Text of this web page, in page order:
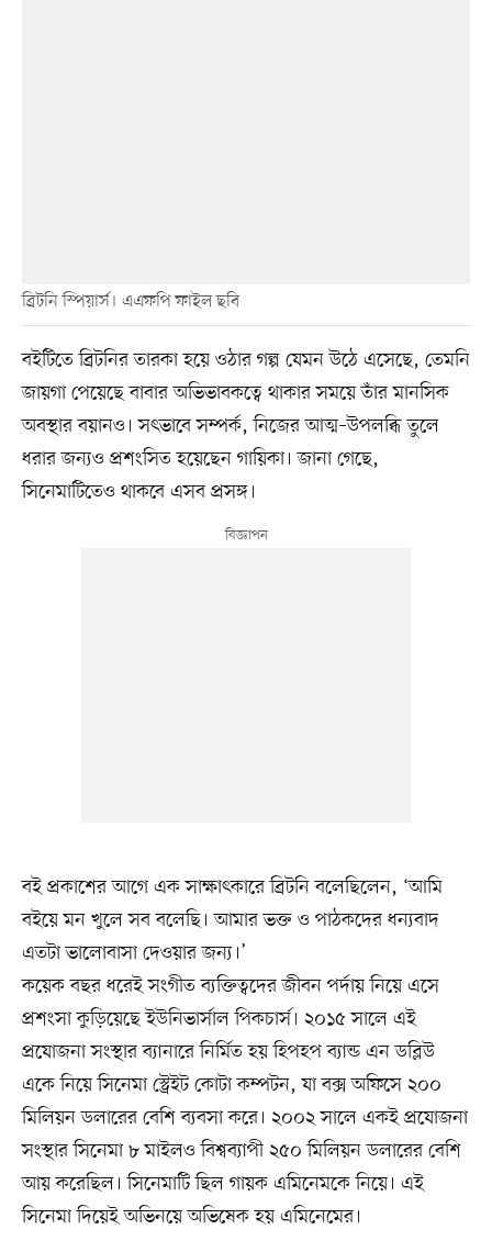
ব্রিটনি স্পিয়ার্স। এএফপি ফাইল ছবি
বইটিতে ব্রিটনির তারকা হয়ে ওঠার গল্প যেমন উঠে এসেছে, তেমনি
জায়গা পেয়েছে বাবার অভিভাবকত্বে থাকার সময়ে তাঁর মানসিক
অবস্থার বয়ানও। সৎভাবে সম্পর্ক, নিজের আত্ম–উপলব্ধি তুলে
ধরার জন্যও প্রশংসিত হয়েছেন গায়িকা। জানা গেছে,
সিনেমাটিতেও থাকবে এসব প্রসঙ্গ।
বই প্রকাশের আগে এক সাক্ষাৎকারে ব্রিটনি বলেছিলেন, ‘আমি
বইয়ে মন খুলে সব বলেছি। আমার ভক্ত ও পাঠকদের ধন্যবাদ
এতটা ভালোবাসা দেওয়ার জন্য।’
কয়েক বছর ধরেই সংগীত ব্যক্তিত্বদের জীবন পর্দায় নিয়ে এসে
প্রশংসা কুড়িয়েছে ইউনিভার্সাল পিকচার্স। ২০১৫ সালে এই
প্রযোজনা সংস্থার ব্যানারে নির্মিত হয় হিপহপ ব্যান্ড এন ডব্লিউ
একে নিয়ে সিনেমা স্ট্রেইট কোটা কম্পটন, যা বক্স অফিসে ২০০
মিলিয়ন ডলারের বেশি ব্যবসা করে। ২০০২ সালে একই প্রযোজনা
সংস্থার সিনেমা ৮ মাইলও বিশ্বব্যাপী ২৫০ মিলিয়ন ডলারের বেশি
আয় করেছিল। সিনেমাটি ছিল গায়ক এমিনেমকে নিয়ে। এই
সিনেমা দিয়েই অভিনয়ে অভিষেক হয় এমিনেমের।